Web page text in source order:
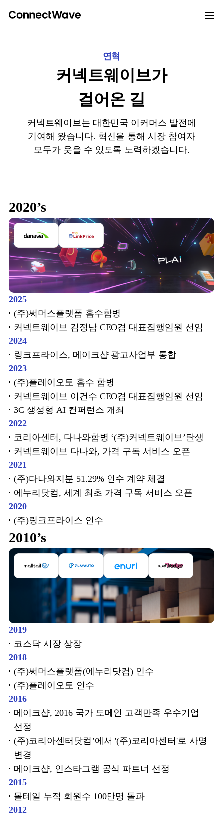
연혁
커넥트웨이브가
걸어온 길
커넥트웨이브는 대한민국 이커머스 발전에
기여해 왔습니다. 혁신을 통해 시장 참여자
모두가 웃을 수 있도록 노력하겠습니다.
2020’s
2025
(주)써머스플랫폼 흡수합병
커넥트웨이브 김정남 CEO겸 대표집행임원 선임
2024
링크프라이스, 메이크샵 광고사업부 통합
2023
(주)플레이오토 흡수 합병
커넥트웨이브 이건수 CEO겸 대표집행임원 선임
3C 생성형 AI 컨퍼런스 개최
2022
코리아센터, 다나와합병 ‘(주)커넥트웨이브’탄생
커넥트웨이브 다나와, 가격 구독 서비스 오픈
2021
(주)다나와지분 51.29% 인수 계약 체결
에누리닷컴, 세계 최초 가격 구독 서비스 오픈
2020
(주)링크프라이스 인수
2010’s
2019
코스닥 시장 상장
2018
(주)써머스플랫폼(에누리닷컴) 인수
(주)플레이오토 인수
2016
메이크샵, 2016 국가 도메인 고객만족 우수기업
선정
(주)코리아센터닷컴’에서 '(주)코리아센터'로 사명
변경
메이크샵, 인스타그램 공식 파트너 선정
2015
몰테일 누적 회원수 100만명 돌파
2012